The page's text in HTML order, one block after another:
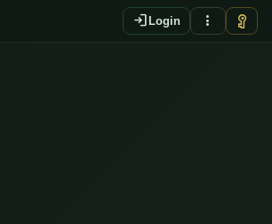
login Login more_vert vpn_key